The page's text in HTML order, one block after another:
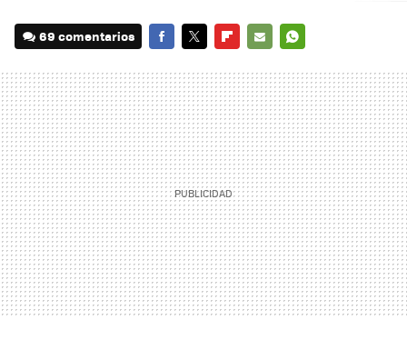
69 comentarios
MAIL